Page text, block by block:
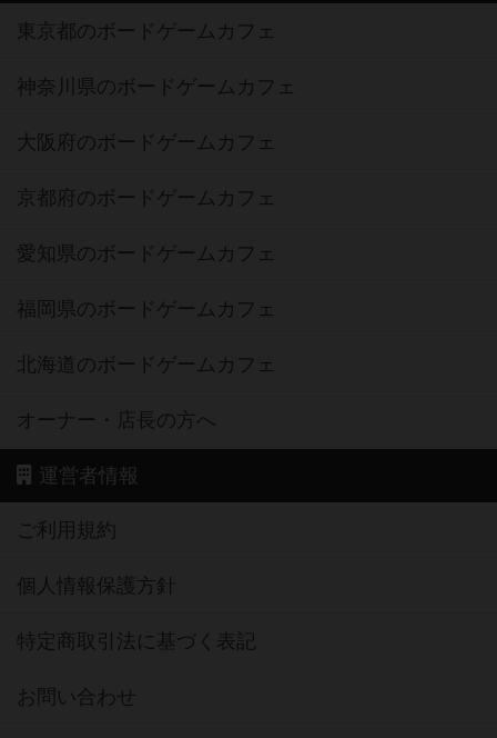
東京都のボードゲームカフェ
神奈川県のボードゲームカフェ
大阪府のボードゲームカフェ
京都府のボードゲームカフェ
愛知県のボードゲームカフェ
福岡県のボードゲームカフェ
北海道のボードゲームカフェ
オーナー・店長の方へ
運営者情報
ご利用規約
個人情報保護方針
特定商取引法に基づく表記
お問い合わせ